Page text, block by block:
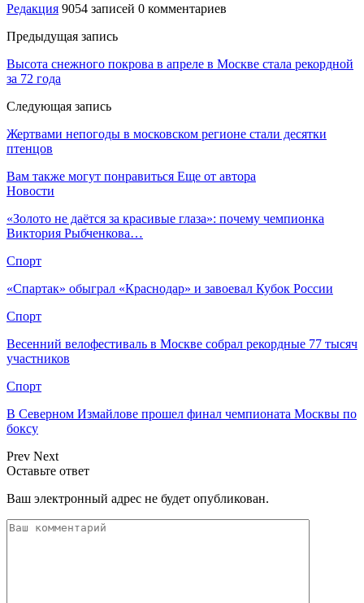
Редакция 9054 записей 0 комментариев
Предыдущая запись
Высота снежного покрова в апреле в Москве стала рекордной
за 72 года
Следующая запись
Жертвами непогоды в московском регионе стали десятки
птенцов
Вам также могут понравиться Еще от автора
Новости
«Золото не даётся за красивые глаза»: почему чемпионка
Виктория Рыбченкова…
Спорт
«Спартак» обыграл «Краснодар» и завоевал Кубок России
Спорт
Весенний велофестиваль в Москве собрал рекордные 77 тысяч
участников
Спорт
В Северном Измайлове прошел финал чемпионата Москвы по
боксу
Prev Next
Оставьте ответ
Ваш электронный адрес не будет опубликован.